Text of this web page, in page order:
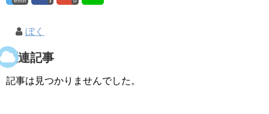
ぼく
関連記事
記事は見つかりませんでした。